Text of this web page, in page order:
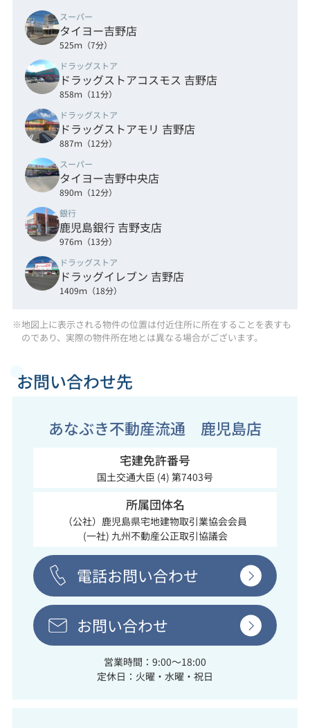
スーパー
タイヨー吉野店
525ｍ（7分）
ドラッグストア
ドラッグストアコスモス 吉野店
858ｍ（11分）
ドラッグストア
ドラッグストアモリ 吉野店
887ｍ（12分）
スーパー
タイヨー吉野中央店
890ｍ（12分）
銀行
鹿児島銀行 吉野支店
976ｍ（13分）
ドラッグストア
ドラッグイレブン 吉野店
1409ｍ（18分）
※地図上に表示される物件の位置は付近住所に所在することを表すも
のであり、実際の物件所在地とは異なる場合がございます。
お問い合わせ先
あなぶき不動産流通 鹿児島店
宅建免許番号
国土交通大臣 (4) 第7403号
所属団体名
（公社）鹿児島県宅地建物取引業協会会員
(一社) 九州不動産公正取引協議会
電話お問い合わせ
お問い合わせ
営業時間：9:00～18:00
定休日：火曜・水曜・祝日